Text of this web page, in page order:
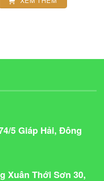
5 Giáp Hải, Đông
Xuân Thới Sơn 30,